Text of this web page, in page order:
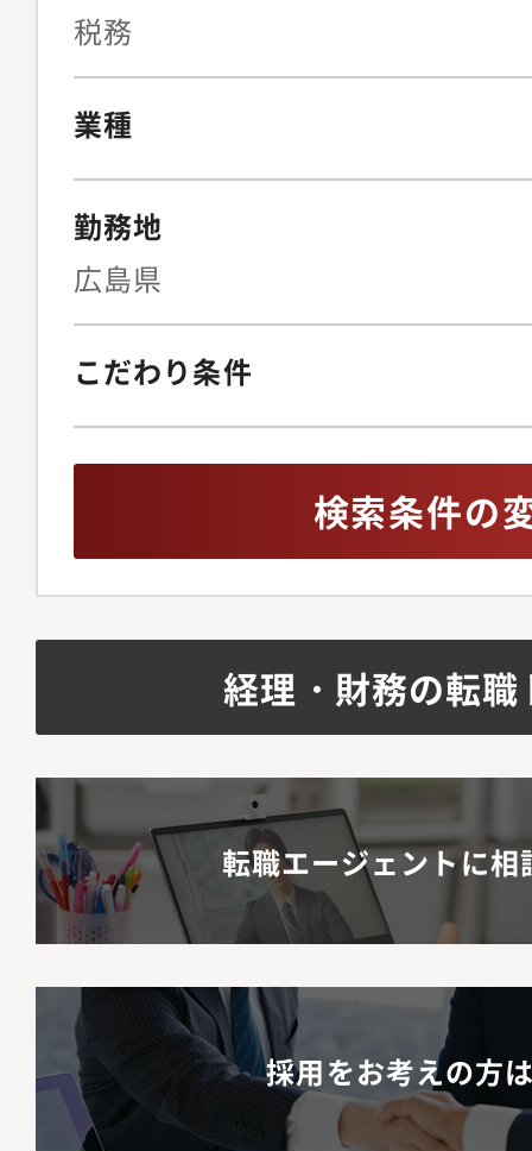
税務
業種
勤務地
広島県
こだわり条件
検索条件の
経理・財務の転
転職エージェントに相
採用をお考えの方